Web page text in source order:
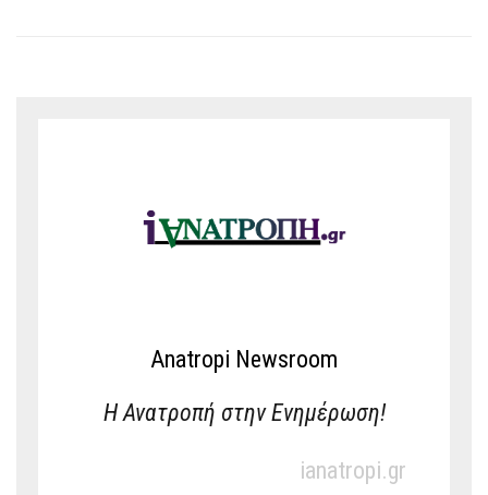
Anatropi Newsroom
Η Ανατροπή στην Ενημέρωση!
ianatropi.gr